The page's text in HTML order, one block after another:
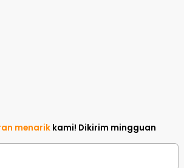
menarik kami! Dikirim mingguan